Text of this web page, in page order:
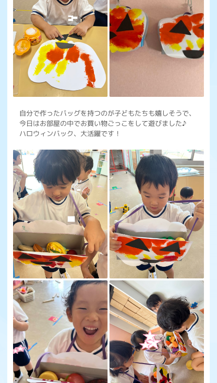
自分で作ったバッグを持つのが子どもたちも嬉しそうで、
今日はお部屋の中でお買い物ごっこをして遊びました♪
ハロウィンバック、大活躍です！